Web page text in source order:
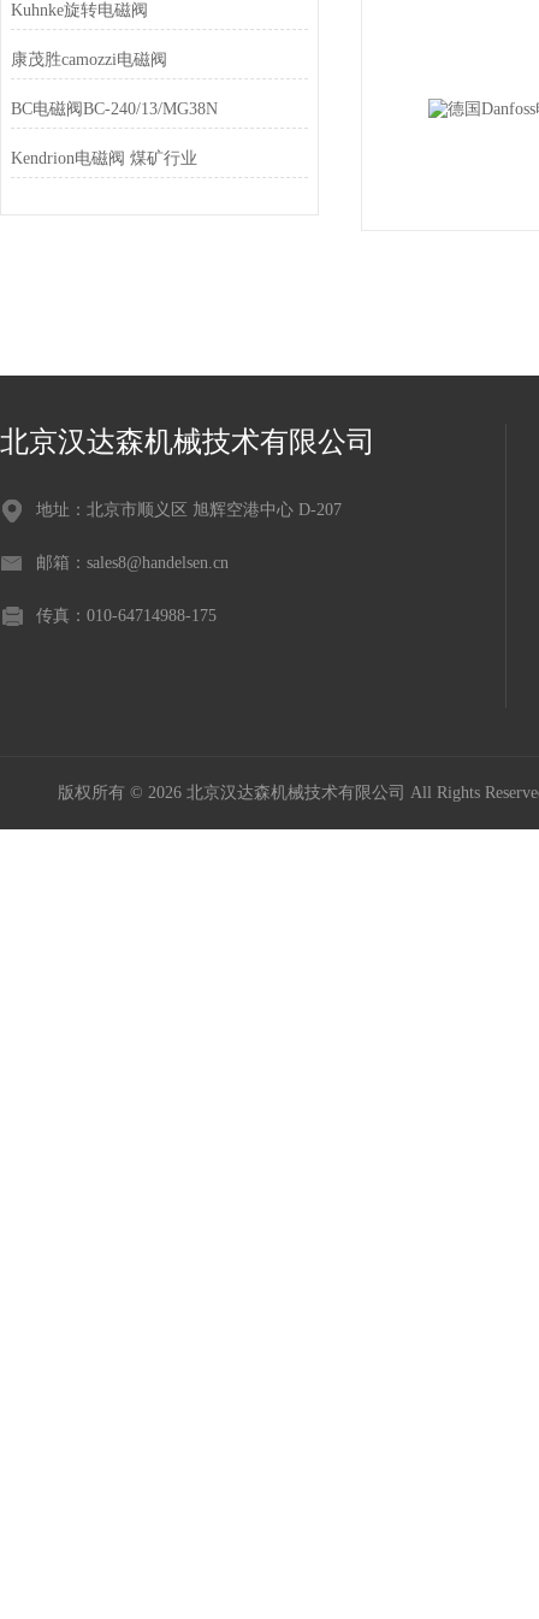
Kuhnke旋转电磁阀
康茂胜camozzi电磁阀
BC电磁阀BC-240/13/MG38N
Kendrion电磁阀 煤矿行业
北京汉达森机械技术有限公司
地址：北京市顺义区 旭辉空港中心 D-207
邮箱：sales8@handelsen.cn
传真：010-64714988-175
版权所有 © 2026 北京汉达森机械技术有限公司 All Rights